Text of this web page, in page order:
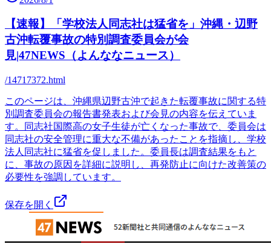
【速報】「学校法人同志社は猛省を」沖縄・辺野
古沖転覆事故の特別調査委員会が会
見|47NEWS（よんななニュース）
/14717372.html
このページは、沖縄県辺野古沖で起きた転覆事故に関する特
別調査委員会の報告書発表および会見の内容を伝えていま
す。同志社国際高の女子生徒が亡くなった事故で、委員会は
同志社の安全管理に重大な不備があったことを指摘し、学校
法人同志社に猛省を促しました。委員長は調査結果をもと
に、事故の原因を詳細に説明し、再発防止に向けた改善策の
必要性を強調しています。
保存を開く